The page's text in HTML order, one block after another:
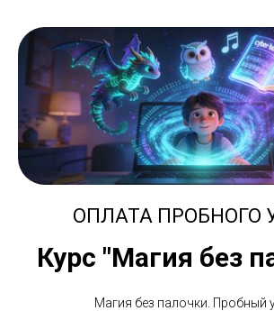
ОПЛАТА ПРОБНОГО
Курс "Магия без
Магия без палочки. Пробный